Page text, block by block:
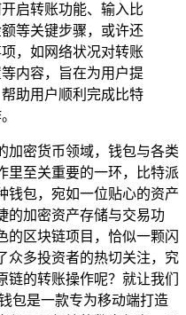
启转账功能、输入比
等关键步骤，或许还
，如网络状况对转账
内容，旨在为用户提
助用户顺利完成比特
加密货币领域，钱包与各类
里至关重要的一环，比特派
钱包，宛如一位贴心的资产
的加密资产存储与交易功
的区块链项目，恰似一颗闪
众多投资者的热切关注，究
的转账操作呢？就让我们
包是一款专为移动端打造